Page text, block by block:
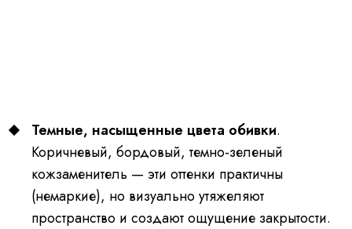
Темные, насыщенные цвета обивки.
Коричневый, бордовый, темно-зеленый
кожзаменитель — эти оттенки практичны
(немаркие), но визуально утяжеляют
пространство и создают ощущение закрытости.